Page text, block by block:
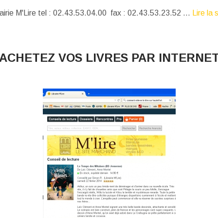
M'Lire tel : 02.43.53.04.00 fax : 02.43.53.23.52 ... Lire la
VOS LIVRES PAR